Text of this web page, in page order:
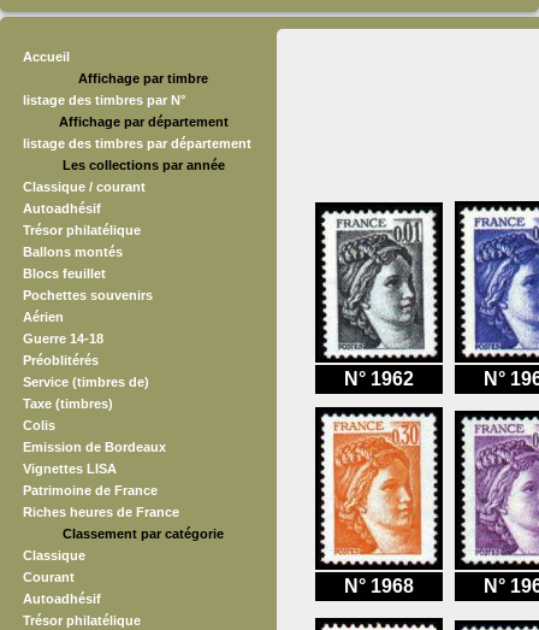
Accueil
Affichage par timbre
listage des timbres par N°
Affichage par département
listage des timbres par département
Les collections par année
Classique / courant
Autoadhésif
Trésor philatélique
Ballons montés
Blocs feuillet
Pochettes souvenirs
Aérien
Guerre 14-18
Préoblitérés
Service (timbres de)
Taxe (timbres)
Colis
Emission de Bordeaux
Vignettes LISA
Patrimoine de France
Riches heures de France
Classement par catégorie
Classique
Courant
Autoadhésif
Trésor philatélique
N° 1962 N°
N° 1968 N°